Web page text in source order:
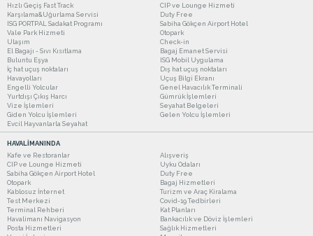
Hızlı Geçiş Fast Track
CIP ve Lounge Hizmeti
Karşılama&Uğurlama Servisi
Duty Free
ISG PORTPAL Sadakat Programı
Sabiha Gökçen Airport Hotel
Vale Park Hizmeti
Otopark
Ulaşım
Check-in
El Bagajı - Sıvı Kısıtlama
Bagaj Emanet Servisi
Buluntu Eşya
ISG Mobil Uygulama
İç hat uçuş noktaları
Dış hat uçuş noktaları
Havayolları
Uçuş Bilgi Ekranı
Engelli Yolcular
Genel Havacılık Terminali
Yurtdışı Çıkış Harcı
Gümrük İşlemleri
Vize İşlemleri
Seyahat Belgeleri
Giden Yolcu İşlemleri
Gelen Yolcu İşlemleri
Evcil Hayvanlarla Seyahat
HAVALİMANINDA
Kafe ve Restoranlar
Alışveriş
CIP ve Lounge Hizmeti
Uyku Odaları
Sabiha Gökçen Airport Hotel
Duty Free
Otopark
Bagaj Hizmetleri
Kablosuz İnternet
Turizm ve Araç Kiralama
Test Merkezi
Covid-19 Tedbirleri
Terminal Rehberi
Kat Planları
Havalimanı Navigasyon
Bankacılık ve Döviz İşlemleri
Posta Hizmetleri
Sağlık Hizmetleri